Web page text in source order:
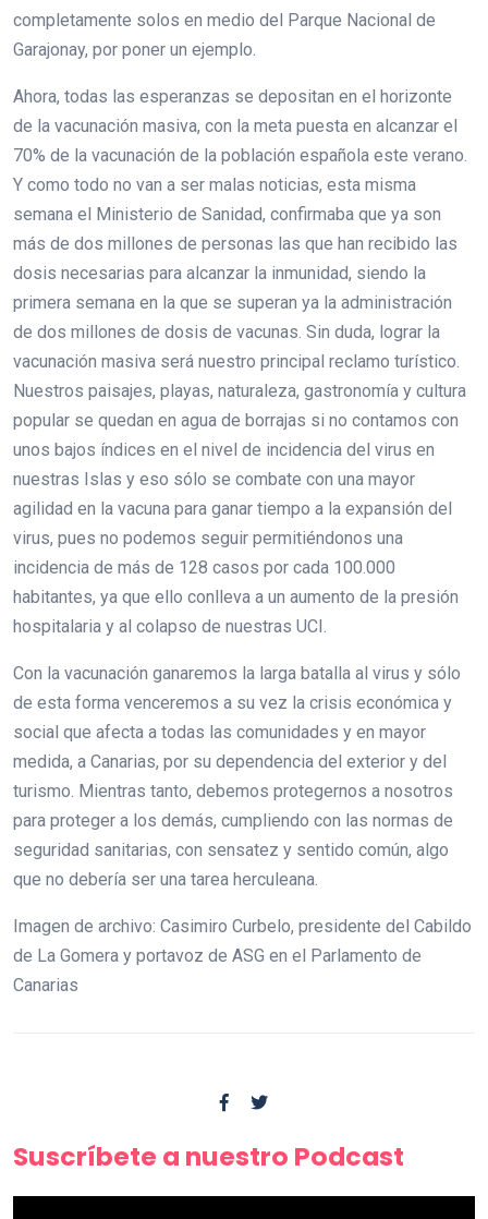
completamente solos en medio del Parque Nacional de
Garajonay, por poner un ejemplo.
Ahora, todas las esperanzas se depositan en el horizonte
de la vacunación masiva, con la meta puesta en alcanzar el
70% de la vacunación de la población española este verano.
Y como todo no van a ser malas noticias, esta misma
semana el Ministerio de Sanidad, confirmaba que ya son
más de dos millones de personas las que han recibido las
dosis necesarias para alcanzar la inmunidad, siendo la
primera semana en la que se superan ya la administración
de dos millones de dosis de vacunas. Sin duda, lograr la
vacunación masiva será nuestro principal reclamo turístico.
Nuestros paisajes, playas, naturaleza, gastronomía y cultura
popular se quedan en agua de borrajas si no contamos con
unos bajos índices en el nivel de incidencia del virus en
nuestras Islas y eso sólo se combate con una mayor
agilidad en la vacuna para ganar tiempo a la expansión del
virus, pues no podemos seguir permitiéndonos una
incidencia de más de 128 casos por cada 100.000
habitantes, ya que ello conlleva a un aumento de la presión
hospitalaria y al colapso de nuestras UCI.
Con la vacunación ganaremos la larga batalla al virus y sólo
de esta forma venceremos a su vez la crisis económica y
social que afecta a todas las comunidades y en mayor
medida, a Canarias, por su dependencia del exterior y del
turismo. Mientras tanto, debemos protegernos a nosotros
para proteger a los demás, cumpliendo con las normas de
seguridad sanitarias, con sensatez y sentido común, algo
que no debería ser una tarea herculeana.
Imagen de archivo: Casimiro Curbelo, presidente del Cabildo
de La Gomera y portavoz de ASG en el Parlamento de
Canarias
Suscríbete a nuestro Podcast